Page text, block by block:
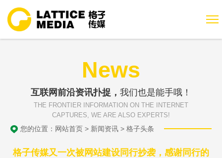
News
互联网前沿资讯扑捉， 我们也是能手哦！
THE FRONTIER INFORMATION ON THE INTERNET
CAPTURES, WE ARE ALSO EXPERTS!
您的位置： 网站首页 > 新闻资讯 >格子头条
格子传媒又一次被网站建设同行抄袭，感谢同行的